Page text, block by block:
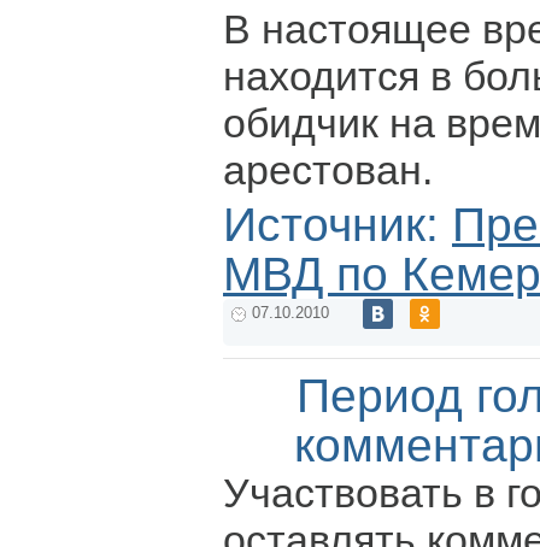
В настоящее
находится в
обидчик на
арестован.
Источник:
МВД по
07.10.2010
Период
Участвовать в